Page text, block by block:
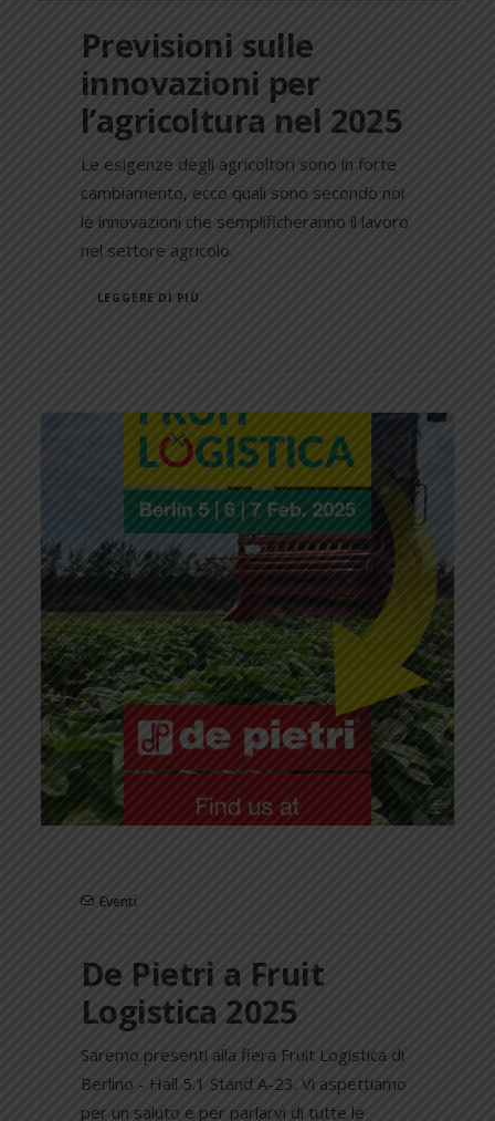
Previsioni sulle
innovazioni per
l’agricoltura nel 2025
Le esigenze degli agricoltori sono in forte
cambiamento, ecco quali sono secondo noi
le innovazioni che semplificheranno il lavoro
nel settore agricolo.
LEGGERE DI PIÙ
Eventi
De Pietri a Fruit
Logistica 2025
Saremo presenti alla fiera Fruit Logistica di
Berlino - Hall 5.1 Stand A-23. Vi aspettiamo
per un saluto e per parlarvi di tutte le